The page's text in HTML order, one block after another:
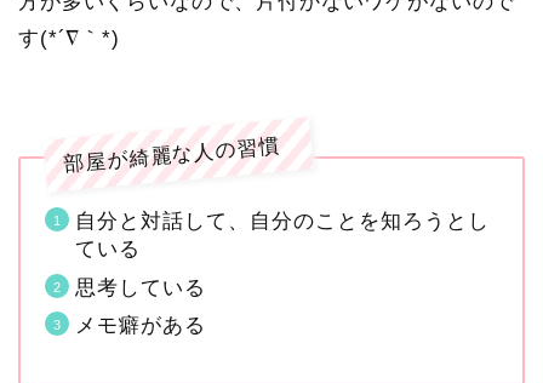
す(*´∇｀*)
部屋が綺麗な人の習慣
自分と対話して、自分のことを知ろうとし
ている
思考している
メモ癖がある